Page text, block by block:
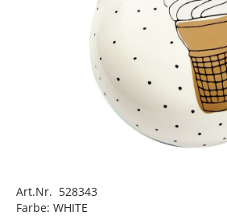
Art.Nr. 528343
Farbe: WHITE